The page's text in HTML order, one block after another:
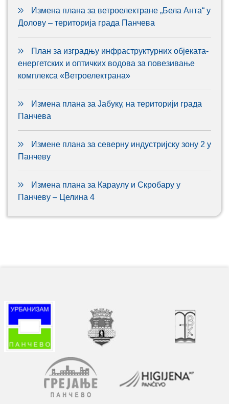
Измена плана за ветроелектране „Бела Анта“ у
Долову – територија града Панчева
План за изградњу инфраструктурних објеката-
енергетских и оптичких водова за повезивање
комплекса «Ветроелектрана»
Измена плана за Јабуку, на територији града
Панчева
Измене плана за северну индустријску зону 2 у
Панчеву
Измена плана за Караулу и Скробару у
Панчеву – Целина 4